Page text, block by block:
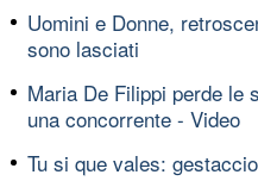
Uomini e Donne,
sono lasciati
Maria De Filippi perde le
una concorrente - Video
Tu si que vales: